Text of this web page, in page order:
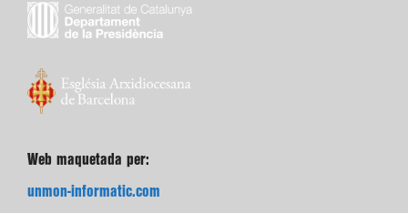
Web maquetada per:
unmon-informatic.com